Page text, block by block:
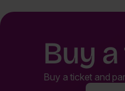
Buy
Buy a ticket and